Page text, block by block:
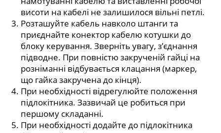
висоти на кабелі не залишилося вільні петлі.
Розташуйте кабель навколо штанги та
приєднайте конектор кабелю котушки до
блоку керування. Зверніть увагу, з’єднання
підводне. При повністю закрученій гайці на
розніманні відбувається клацання (маркер,
що гайка закручена до кінця).
При необхідності відрегулюйте положення
підлокітника. Зазвичай це робиться при
першому складанні.
При необхідності додайте до підлокітника